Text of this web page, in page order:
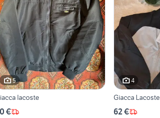
5
lacoste
€
4
Giacca Lacoste
62 €